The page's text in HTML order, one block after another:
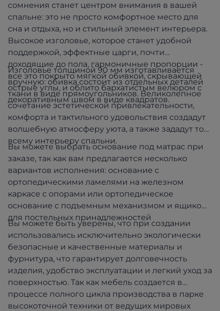
сомнения станет центром внимания в вашей
спальне: это не просто комфортное место для
сна и отдыха, но и стильный элемент интерьера.
Высокое изголовье, которое станет удобной
поддержкой, эффектные царги, почти
доходящие до пола, гармоничные пропорции -
все это покрыто мягкой обивкой, скрывающей
острые углы, и облито бархатистым велюром с
декоративным швом в виде квадратов.
Изголовье толщиной 90 мм изготавливается
вручную: обивка состоит из отдельных деталей
ткани в виде прямоугольников. Великолепное
сочетание эстетической привлекательности,
комфорта и тактильного удовольствия создадут
волшебную атмосферу уюта, а также зададут тон
всему интерьеру спальни.
Вы можете выбрать основание под матрас при
заказе, так как вам предлагается несколько
вариантов исполнения: основание с
ортопедическими ламелями на железном
каркасе с опорами или ортопедическое
основание с подъемным механизмом и ящиком
для постельных принадлежностей
Вы можете быть уверены, что при создании
использовались исключительно экологически
безопасные и качественные материалы и
фурнитура, что гарантирует долговечность
изделия, удобство эксплуатации и легкий уход за
поверхностью. Так как мебель создается в
процессе полного цикла производства в парке
высокоточной техники от ведущих мировых